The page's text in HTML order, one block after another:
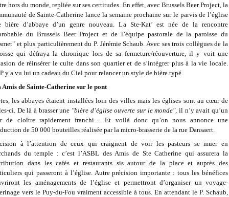
hors du monde, repliée sur ses certitudes. En effet, avec Brussels Beer Project, la
de Sainte-Catherine lance la semaine prochaine sur le parvis de l’église
bière d’abbaye d’un genre nouveau. La Ste-Kat’ est née de la rencontre
du Brussels Beer Project et de l’équipe pastorale de la paroisse du
et plus particulièrement du P. Jérémie Schaub. Avec ses trois collègues de la
qui défraya la chronique lors de sa fermeture/réouverture, il y voit une
de réinsérer le culte dans son quartier et de s’intégrer plus à la vie locale.
y a vu lui un cadeau du Ciel pour relancer un style de bière typé.
Amis de Sainte-Catherine sur le pont
les abbayes étaient installées loin des villes mais les églises sont au cœur de
ci. De là à brasser une "bière d’église ouverte sur le monde", il n’y avait qu’un
de cloître rapidement franchi… Et voilà donc qu’on nous annonce une
de 50 000 bouteilles réalisée par la micro-brasserie de la rue Dansaert.
à l’attention de ceux qui craignent de voir les pasteurs se muer en
du temple : c’est l’ASBL des Amis de Ste Catherine qui assurera la
dans les cafés et restaurants sis autour de la place et auprès des
qui passeront à l’église. Autre précision importante : tous les bénéfices
les aménagements de l’église et permettront d’organiser un voyage-
vers le Puy-du-Fou vraiment accessible à tous. En attendant le P. Schaub,